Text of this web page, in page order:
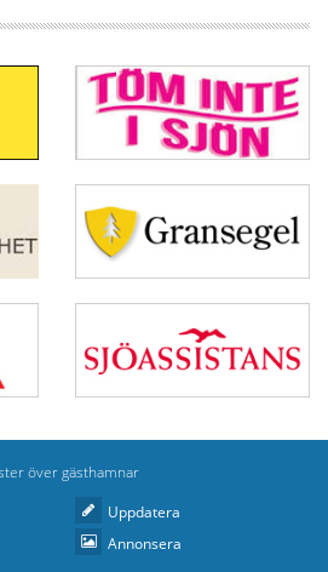
över gästhamnar
Uppdatera
Annonsera